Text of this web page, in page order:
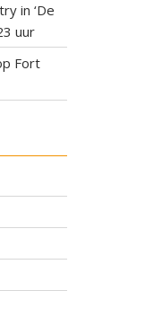
in ‘De
uur
Fort